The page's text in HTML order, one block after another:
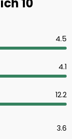
10
4.5
4.1
12.2
3.6